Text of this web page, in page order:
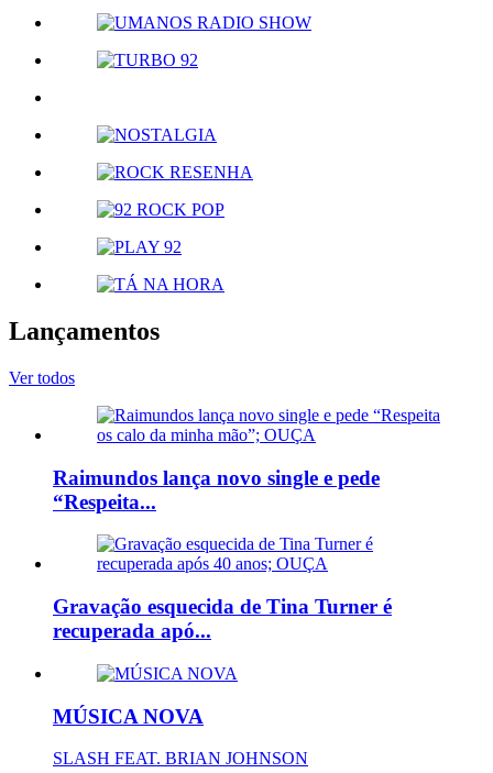
Lançamentos
Ver todos
Raimundos lança novo single e pede
“Respeita...
Gravação esquecida de Tina Turner é
recuperada apó...
MÚSICA NOVA
SLASH FEAT. BRIAN JOHNSON